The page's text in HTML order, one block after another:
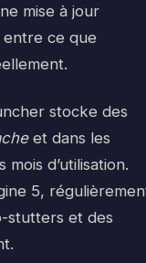
mise à jour
entre ce que
stocke des
et dans les
d’utilisation.
5,
stutters et des